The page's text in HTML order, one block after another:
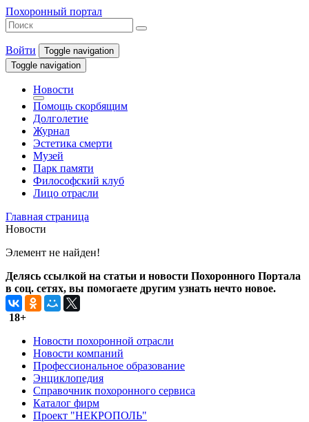
Похоронный портал
Войти
Toggle navigation
Toggle navigation
Новости
Помощь скорбящим
Долголетие
Журнал
Эстетика смерти
Музей
Парк памяти
Философский клуб
Лицо отрасли
Главная страница
Новости
Элемент не найден!
Делясь ссылкой на статьи и новости Похоронного Портала
в соц. сетях, вы помогаете другим узнать нечто новое.
18+
Новости похоронной отрасли
Новости компаний
Профессиональное образование
Энциклопедия
Справочник похоронного сервиса
Каталог фирм
Проект "НЕКРОПОЛЬ"